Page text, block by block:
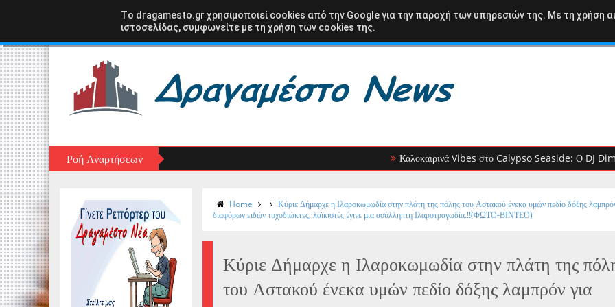
ΑΣΤΑΚΟΣ ΞΗΡΟΜΕΡΟ ΑΙΤΩΛΟΑΚΑΡΝΑΝΙΑ ΒΑΣΙΛΟΠΟΥΛΟ ΚΑΡΑΙΣΚΑΚΗ ΑΘΛΗΤΙΚΑ
Ροή Αναρτήσεων Καλοκαιρινά Vibes στο Calypso Seaside: Ο DJ Dimitris
Home
Κύριε Δήμαρχε η Ιλαροκωμωδία στην πλάτη της πόλης του Αστακού ένεκα υμών πεδίο δόξης
διαφόρων ειδών τυχοδιώκτες, λαϊκιστές έγινε μια ασύλληπτη Ιλαροτραγωδία.!!(ΦΩΤΟ-ΒΙΝΤΕΟ)
Κύριε Δήμαρχε η Ιλαροκωμωδία στην πλάτη της
του Αστακού ένεκα υμών πεδίο δόξης λαμπρόν για
Tο dragamesto.gr χρησιμοποιεί cookies από την Google για την παροχή των υπηρεσιών της. Με τη χρήση
ιστοσελίδας, συμφωνείτε με τη χρήση των cookies της.